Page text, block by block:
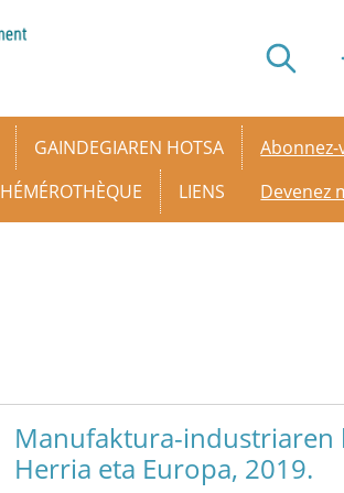
GAINDEGIAREN HOTSA
HÉMÉROTHÈQUE
LIENS
Devenez
Manufaktura-industriaren
Herria eta Europa, 2019.